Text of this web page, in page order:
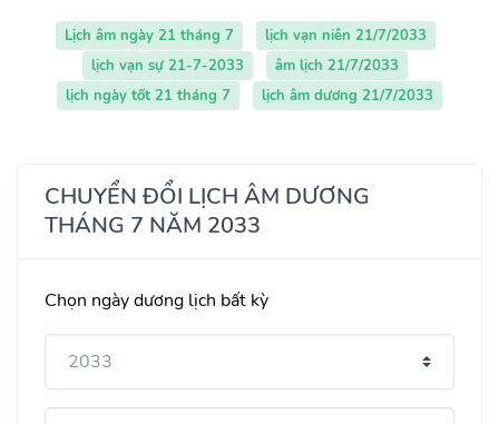
Lịch âm ngày 21 tháng 7
lịch vạn niên 21/7/2033
lịch vạn sự 21-7-2033
âm lịch 21/7/2033
lịch ngày tốt 21 tháng 7
lịch âm dương 21/7/2033
CHUYỂN ĐỔI LỊCH ÂM DƯƠNG
THÁNG 7 NĂM 2033
Chọn ngày dương lịch bất kỳ